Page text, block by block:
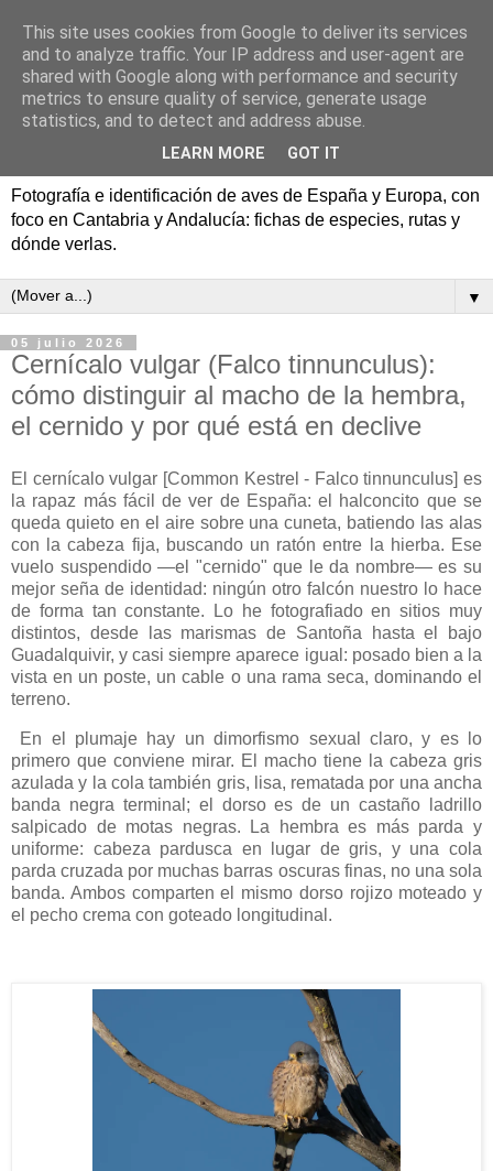
Aves de España y Europa:
fotografía y rutas de
Fotografía e identificación de aves de España y Europa, con
foco en Cantabria y Andalucía: fichas de especies, rutas y
dónde verlas.
▼
05 julio 2026
Cernícalo vulgar (Falco tinnunculus):
cómo distinguir al macho de la hembra,
el cernido y por qué está en declive
El cernícalo vulgar [Common Kestrel - Falco tinnunculus] es
la rapaz más fácil de ver de España: el halconcito que se
queda quieto en el aire sobre una cuneta, batiendo las alas
con la cabeza fija, buscando un ratón entre la hierba. Ese
vuelo suspendido —el "cernido" que le da nombre— es su
mejor seña de identidad: ningún otro falcón nuestro lo hace
de forma tan constante. Lo he fotografiado en sitios muy
distintos, desde las marismas de Santoña hasta el bajo
Guadalquivir, y casi siempre aparece igual: posado bien a la
vista en un poste, un cable o una rama seca, dominando el
terreno.
En el plumaje hay un dimorfismo sexual claro, y es lo
primero que conviene mirar. El macho tiene la cabeza gris
azulada y la cola también gris, lisa, rematada por una ancha
banda negra terminal; el dorso es de un castaño ladrillo
salpicado de motas negras. La hembra es más parda y
uniforme: cabeza pardusca en lugar de gris, y una cola
parda cruzada por muchas barras oscuras finas, no una sola
banda. Ambos comparten el mismo dorso rojizo moteado y
el pecho crema con goteado longitudinal.
This site uses cookies from Google to deliver its services
and to analyze traffic. Your IP address and user-agent are
shared with Google along with performance and security
metrics to ensure quality of service, generate usage
statistics, and to detect and address abuse.
LEARN MORE GOT IT